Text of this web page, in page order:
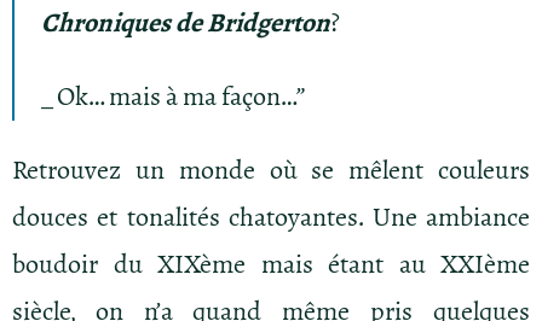
Chroniques de Bridgerton?
_ Ok… mais à ma façon…”
Retrouvez un monde où se mêlent couleurs
douces et tonalités chatoyantes. Une ambiance
boudoir du XIXème mais étant au XXIème
siècle, on n’a quand même pris quelques